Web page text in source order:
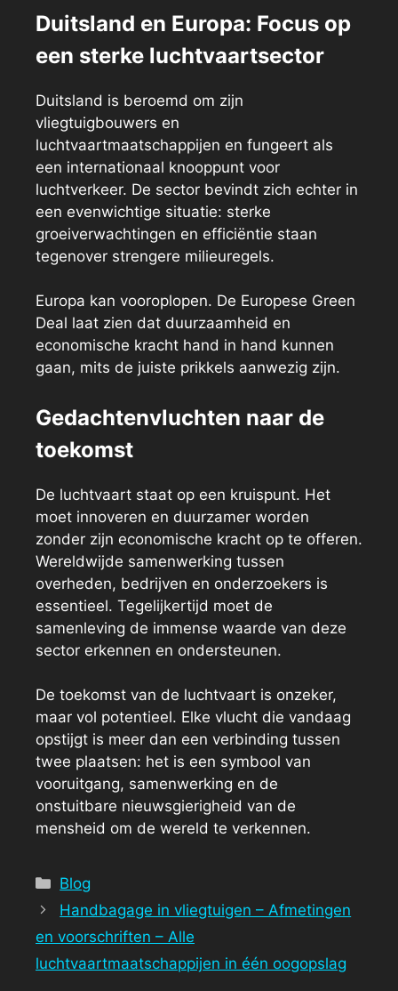
Duitsland en Europa: Focus op
een sterke luchtvaartsector
Duitsland is beroemd om zijn
vliegtuigbouwers en
luchtvaartmaatschappijen en fungeert als
een internationaal knooppunt voor
luchtverkeer. De sector bevindt zich echter in
een evenwichtige situatie: sterke
groeiverwachtingen en efficiëntie staan
tegenover strengere milieuregels.
Europa kan vooroplopen. De Europese Green
Deal laat zien dat duurzaamheid en
economische kracht hand in hand kunnen
gaan, mits de juiste prikkels aanwezig zijn.
Gedachtenvluchten naar de
toekomst
De luchtvaart staat op een kruispunt. Het
moet innoveren en duurzamer worden
zonder zijn economische kracht op te offeren.
Wereldwijde samenwerking tussen
overheden, bedrijven en onderzoekers is
essentieel. Tegelijkertijd moet de
samenleving de immense waarde van deze
sector erkennen en ondersteunen.
De toekomst van de luchtvaart is onzeker,
maar vol potentieel. Elke vlucht die vandaag
opstijgt is meer dan een verbinding tussen
twee plaatsen: het is een symbool van
vooruitgang, samenwerking en de
onstuitbare nieuwsgierigheid van de
mensheid om de wereld te verkennen.
Categorieën
Blog
Handbagage in vliegtuigen – Afmetingen
en voorschriften – Alle
luchtvaartmaatschappijen in één oogopslag